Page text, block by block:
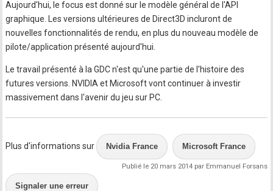
Aujourd'hui, le focus est donné sur le modèle général de l'API
graphique. Les versions ultérieures de Direct3D incluront de
nouvelles fonctionnalités de rendu, en plus du nouveau modèle de
pilote/application présenté aujourd'hui.
Le travail présenté à la GDC n'est qu'une partie de l'histoire des
futures versions. NVIDIA et Microsoft vont continuer à investir
massivement dans l'avenir du jeu sur PC.
Plus d'informations sur Nvidia France Microsoft France
Publié le 20 mars 2014 par Emmanuel Forsans
Signaler une erreur